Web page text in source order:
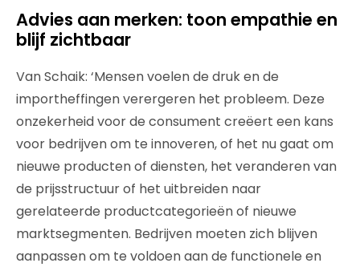
Advies aan merken: toon empathie en
blijf zichtbaar
Van Schaik: ‘Mensen voelen de druk en de
importheffingen verergeren het probleem. Deze
onzekerheid voor de consument creëert een kans
voor bedrijven om te innoveren, of het nu gaat om
nieuwe producten of diensten, het veranderen van
de prijsstructuur of het uitbreiden naar
gerelateerde productcategorieën of nieuwe
marktsegmenten. Bedrijven moeten zich blijven
aanpassen om te voldoen aan de functionele en